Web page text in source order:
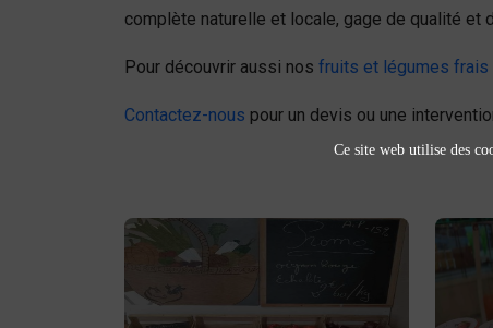
complète naturelle et locale, gage de qualité et
Pour découvrir aussi nos fruits et légumes frais
Contactez-nous pour un devis ou une
Achetez des
fruits et légumes
Ce site web utilise des